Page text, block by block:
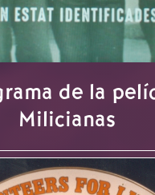
de la
Milicianas